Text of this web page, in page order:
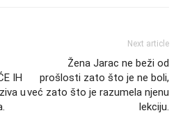
IH
u
Next article
Žena Jarac ne beži od
prošlosti zato što je ne boli,
već zato što je razumela njenu
lekciju.